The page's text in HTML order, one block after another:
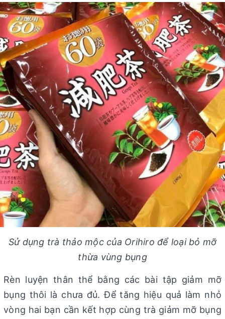
Sử dụng trà thảo mộc của Orihiro để loại bỏ mỡ
thừa vùng bụng
Rèn luyện thân thể bằng các bài tập giảm mỡ
bụng thôi là chưa đủ. Để tăng hiệu quả làm nhỏ
vòng hai bạn cần kết hợp cùng trà giảm mỡ bụng